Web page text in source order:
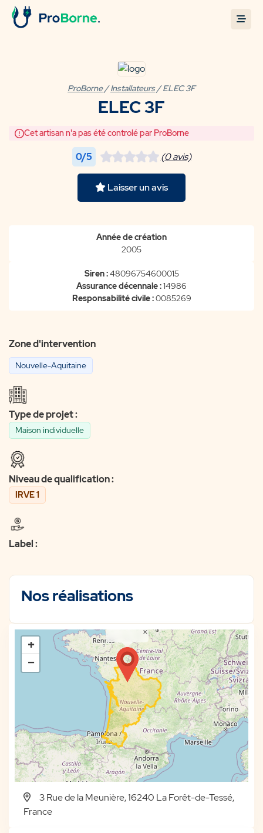
ProBorne/Installateurs/ ELEC 3F
ELEC 3F
Cet artisan n'a pas été controlé par ProBorne
0/5 (0 avis)
Laisser un avis
Année de création
2005
Siren :48096754600015
Assurance décennale :14986
Responsabilité civile :0085269
Zone d'intervention
Nouvelle-Aquitaine
Type de projet :
Maison individuelle
Niveau de qualification :
IRVE 1
Label :
Nos réalisations
×
+
−
3 Rue de la Meunière, 16240 La Forêt-de-Tessé,
France